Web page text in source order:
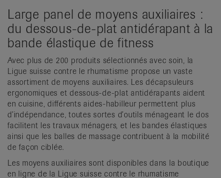
Large panel de moyens auxiliaires :
du dessous-de-plat antidérapant à la
bande élastique de fitness
Avec plus de 200 produits sélectionnés avec soin, la
Ligue suisse contre le rhumatisme propose un vaste
assortiment de moyens auxiliaires. Les décapsuleurs
ergonomiques et dessous-de-plat antidérapants aident
en cuisine, différents aides-habilleur permettent plus
d’indépendance, toutes sortes d’outils ménageant le dos
facilitent les travaux ménagers, et les bandes élastiques
ainsi que les balles de massage contribuent à la mobilité
de façon ciblée.
Les moyens auxiliaires sont disponibles dans la boutique
en ligne de la Ligue suisse contre le rhumatisme